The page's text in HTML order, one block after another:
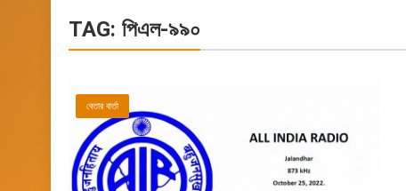
TAG: পিএল-৯৯০
বেতার বার্তা